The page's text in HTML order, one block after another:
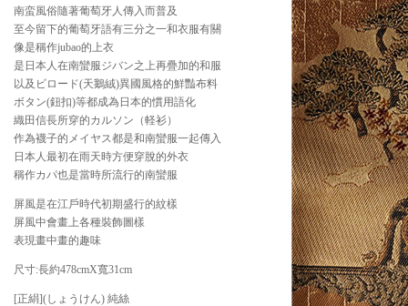
南蛮風俗隨著葡萄牙人傳入而普及
至今留下的葡萄牙語有三分之一和衣服有關
像是稱作jubao的上衣
是日本人在南蠻服ジバン之上再疊加的和服
以及ビロード(天鵝絨)異國風格的鮮豔布料
ボタン(鈕扣)等都成為日本的慣用語化
織田信長所穿的カルソン（軽衫）
作為襪子的メイヤス都是和南蠻服一起傳入
日本人最初在雨天時方便穿脫的外衣
稱作カパ也是當時所流行的南蠻服
屏風是在江戶時代初期盛行的紋樣
屏風中會畫上各種裝飾圖樣
表現畫中畫的趣味
尺寸:長約478cmX寬31cm
[正絹](しょうけん) 純絲